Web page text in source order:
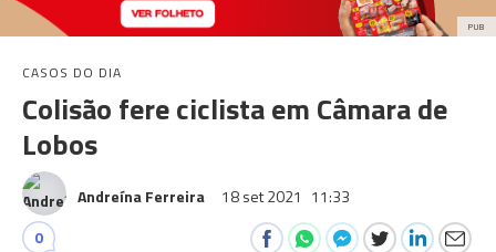
PUB
CASOS DO DIA
Colisão fere ciclista em Câmara de
Lobos
Andreína Ferreira 18 set 2021 11:33
0